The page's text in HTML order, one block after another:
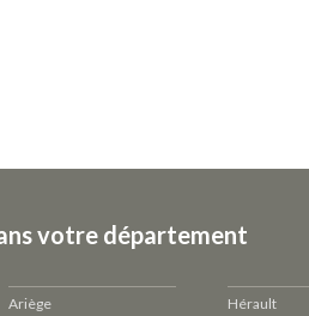
votre département
Ariège Hérault